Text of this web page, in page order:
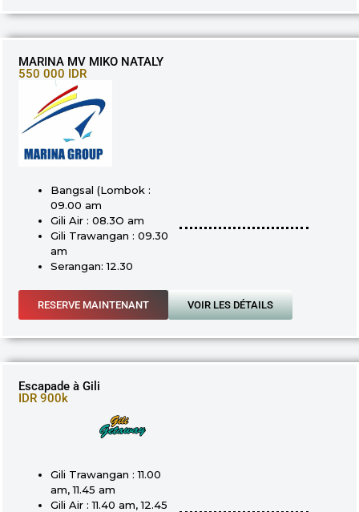
MARINA MV MIKO NATALY
550 000 IDR
Bangsal (Lombok :
09.00 am
Gili Air : 08.3O am
Gili Trawangan : 09.30
am
Serangan: 12.30
RESERVE MAINTENANT VOIR LES DÉTAILS
Escapade à Gili
IDR 900k
Gili Trawangan : 11.00
am, 11.45 am
Gili Air : 11.40 am, 12.45